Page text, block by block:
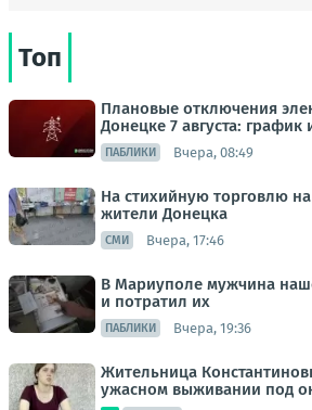
Топ
Плановые отключения
Донецке 7 августа: график
ПАБЛИКИ Вчера, 08:49
На стихийную торговлю
жители Донецка
СМИ Вчера, 17:46
В Мариуполе мужчина
и потратил их
ПАБЛИКИ Вчера, 19:36
Жительница
ужасном выживании под